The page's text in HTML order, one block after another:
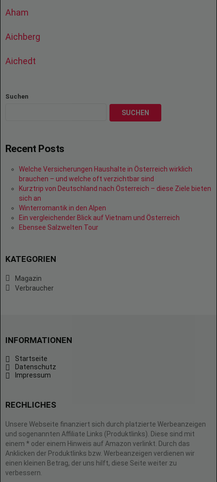
Aham
Aichberg
Aichedt
Suchen
SUCHEN
Recent Posts
Welche Versicherungen Haushalte in Österreich wirklich
brauchen – und welche oft verzichtbar sind
Kurztrip von Deutschland nach Österreich – diese Ziele bieten
sich an
Winterromantik in den Alpen
Ein vergleichender Blick auf Vietnam und Österreich
Ebensee Salzwelten Tour
KATEGORIEN
Magazin
Verbraucher
INFORMATIONEN
Startseite
Datenschutz
Impressum
RECHLICHES
Unsere Webseite finanziert sich durch platzierte Werbeanzeigen
und sogenannten Affiliate Links (Produktlinks). Diese sind mit
einem * oder einem Hinweis auf Amazon verlinkt. Durch das
Anklicken der Produktlinks bzw. Werbeanzeigen verdienen wir
einen kleinen Betrag, der uns hilft, diese Seite weiter zu
verbessern.